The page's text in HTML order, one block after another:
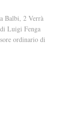
Balbi, 2 Verrà
Luigi Fenga
ordinario di